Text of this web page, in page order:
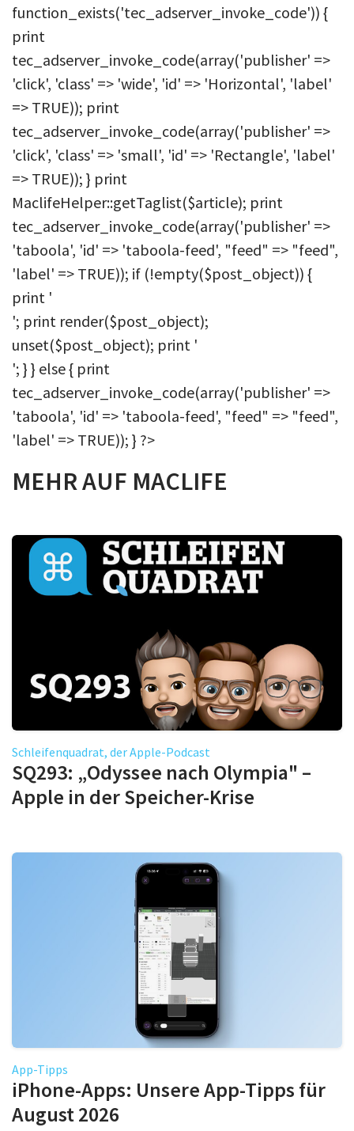
function_exists('tec_adserver_invoke_code')) {
print
tec_adserver_invoke_code(array('publisher' =>
'click', 'class' => 'wide', 'id' => 'Horizontal', 'label'
=> TRUE)); print
tec_adserver_invoke_code(array('publisher' =>
'click', 'class' => 'small', 'id' => 'Rectangle', 'label'
=> TRUE)); } print
MaclifeHelper::getTaglist($article); print
tec_adserver_invoke_code(array('publisher' =>
'taboola', 'id' => 'taboola-feed', "feed" => "feed",
'label' => TRUE)); if (!empty($post_object)) {
print '
'; print render($post_object);
unset($post_object); print '
'; } } else { print
tec_adserver_invoke_code(array('publisher' =>
'taboola', 'id' => 'taboola-feed', "feed" => "feed",
'label' => TRUE)); } ?>
MEHR AUF MACLIFE
Schleifenquadrat, der Apple-Podcast
SQ293: „Odyssee nach Olympia" –
Apple in der Speicher-Krise
App-Tipps
iPhone-Apps: Unsere App-Tipps für
August 2026